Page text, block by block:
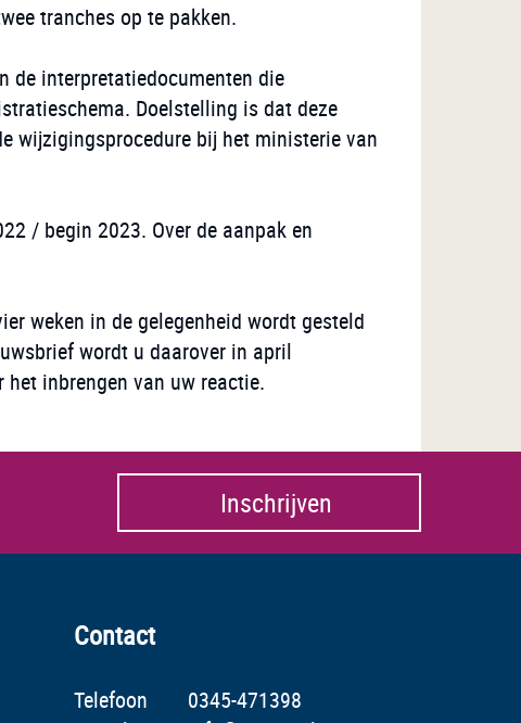
tranches op te pakken.
de interpretatiedocumenten die
Doelstelling is dat deze
wijzigingsprocedure bij het ministerie van
/ begin 2023. Over de aanpak en
weken in de gelegenheid wordt gesteld
wordt u daarover in april
inbrengen van uw reactie.
Inschrijven
Contact
Telefoon
0345-471398